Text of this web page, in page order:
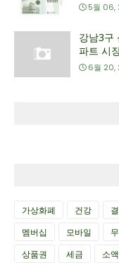
5월 06,
강남3구
파트 시
6월 20,
가상화폐 건강
멤버십
모바일
상품권
세금 소